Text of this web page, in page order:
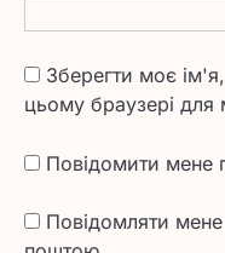
Зберегти моє
цьому браузері для
Повідомити мене
Повідомляти